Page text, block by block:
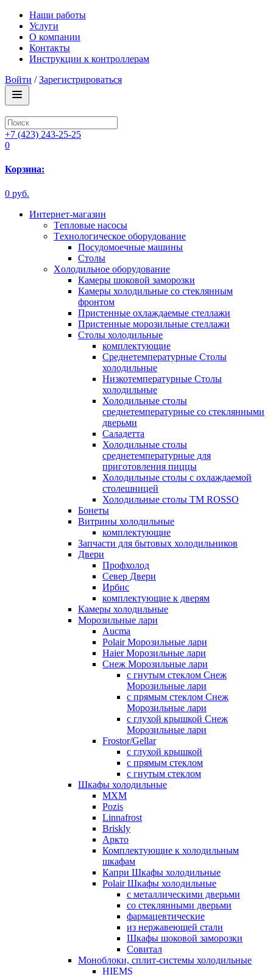
Наши работы
Услуги
О компании
Контакты
Инструкции к контроллерам
Войти /Зарегистрироваться
+7 (423) 243-25-25
0
Корзина:
0 руб.
Интернет-магазин
Tепловые насосы
Tехнологическое оборудование
Посудомоечные машины
Столы
Xолодильное оборудование
Камеры шоковой заморозки
Камеры холодильные со стеклянным
фронтом
Пристенные охлаждаемые стеллажи
Пристенные морозильные стеллажи
Столы холодильные
комплектующие
Среднетемпературные Столы
холодильные
Низкотемпературные Столы
холодильные
Холодильные столы
среднетемпературные со стеклянными
дверьми
Саладетта
Холодильные столы
среднетемпературные для
приготовления пиццы
Холодильные столы с охлаждаемой
столешницей
Холодильные столы ТМ ROSSO
Бонеты
Витрины холодильные
комплектующие
Запчасти для бытовых холодильников
Двери
Профхолод
Север Двери
Ирбис
комплектующие к дверям
Камеры холодильные
Морозильные лари
Aucma
Polair Морозильные лари
Haier Морозильные лари
Снеж Морозильные лари
с гнутым стеклом Снеж
Морозильные лари
с прямым стеклом Снеж
Морозильные лари
с глухой крышкой Снеж
Морозильные лари
Frostor/Gellar
с глухой крышкой
с прямым стеклом
с гнутым стеклом
Шкафы холодильные
МХМ
Pozis
Linnafrost
Briskly
Аркто
Комплектующие к холодильным
шкафам
Капри Шкафы холодильные
Polair Шкафы холодильные
с металлическими дверьми
со стеклянными дверьми
фармацевтические
из нержавеющей стали
Шкафы шоковой заморозки
Совитал
Моноблоки, сплит-системы холодильные
HIEMS